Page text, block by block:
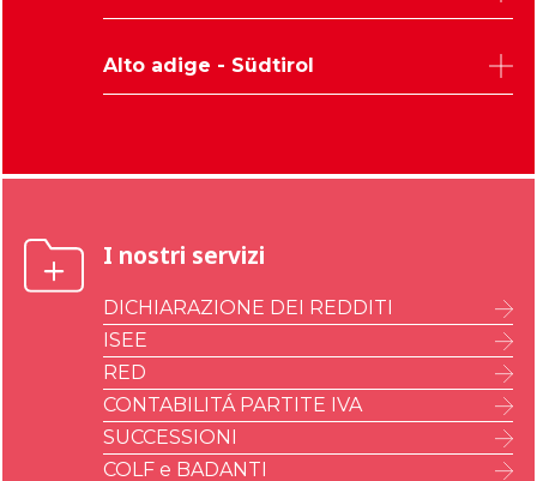
Venezia
Verona
Vicenza
Gorizia
Trento
Alto adige - Südtirol
I nostri servizi
DICHIARAZIONE DEI REDDITI
ISEE
RED
CONTABILITÁ PARTITE IVA
SUCCESSIONI
COLF e BADANTI